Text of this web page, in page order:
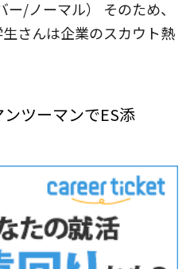
/ノーマル） そのため、
さんは企業のスカウト熱
ツーマンでES添